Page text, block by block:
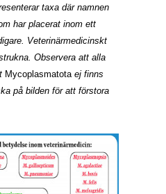
taxa där namnen
har placerat inom ett
Veterinärmedicinskt
Observera att alla
Mycoplasmatotaej finns
på bilden för att förstora